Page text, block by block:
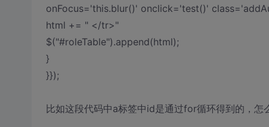
onFocus='this.blur()' onclick='test()'
html += " </tr>"
$("#roleTable").append(html);
}
}});
比如这段代码中a标签中id是通过for循环得到的，怎